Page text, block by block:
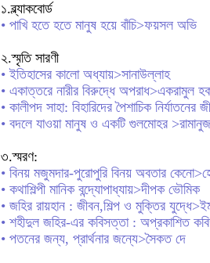
১.ব্ল্যাকবোর্ড
• পাখি হতে হতে মানুষ হয়ে বাঁচি>ফয়সল অভি
২.স্মৃতি সারণী
• ইতিহাসের কালো অধ্যায়>সানাউল্লাহ
• একাত্তরে নারীর বিরুদ্ধে অপরাধ>একরামুল
• কালীপদ সাহা: বিহারিদের পৈশাচিক
• বদলে যাওয়া মানুষ ও একটি গুলমোহর
৩.স্মরণ:
• বিনয় মজুমদার-পুরোপুরি বিনয় অবতার
• কথাশিল্পী মানিক বন্দ্যোপাধ্যায়>দীপক ভৌমিক
• জহির রায়হান : জীবন,শিল্প ও মুক্তির
• শহীদুল জহির-এর কবিসত্তা : অপ্রকাশিত
• পতনের জন্য, প্রার্থনার জন্যে>সৈকত দে